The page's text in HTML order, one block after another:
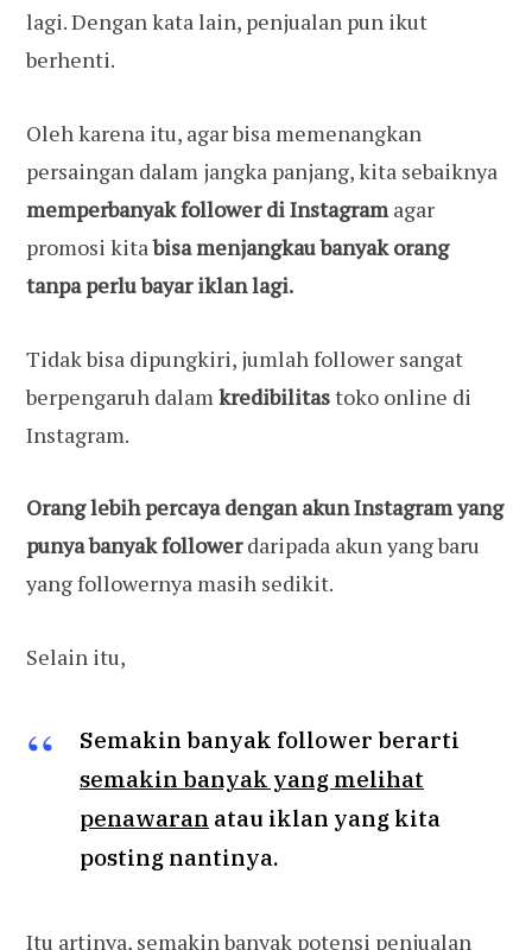
lagi. Dengan kata lain, penjualan pun ikut
berhenti.
Oleh karena itu, agar bisa memenangkan
persaingan dalam jangka panjang, kita sebaiknya
memperbanyak follower di Instagramagar
promosi kitabisa menjangkau banyak orang
tanpa perlu bayar iklan lagi.
Tidak bisa dipungkiri, jumlah follower sangat
berpengaruh dalam kredibilitastoko online di
Instagram.
Orang lebih percaya dengan akun Instagram yang
punya banyak followerdaripada akun yang baru
yang followernya masih sedikit.
Selain itu,
Semakin banyak follower berarti
semakin banyak yang melihat
penawaran atau iklan yang kita
posting nantinya.
Itu artinya, semakin banyak potensi penjualan